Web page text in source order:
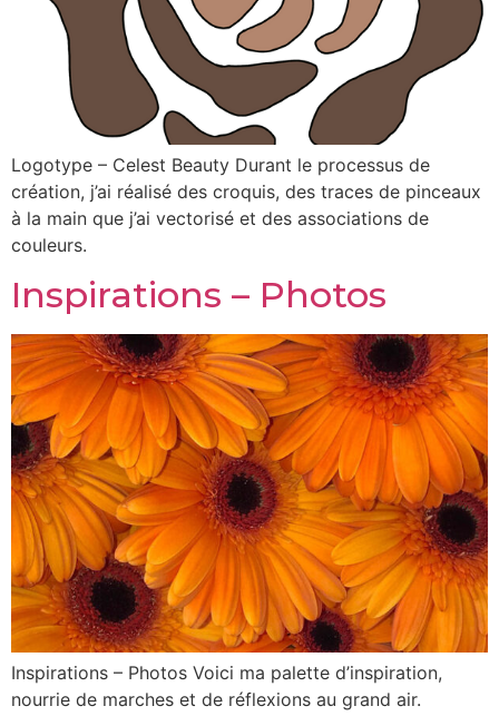
Logotype – Celest Beauty Durant le processus de
création, j’ai réalisé des croquis, des traces de pinceaux
à la main que j’ai vectorisé et des associations de
couleurs.
Inspirations – Photos
Inspirations – Photos Voici ma palette d’inspiration,
nourrie de marches et de réflexions au grand air.